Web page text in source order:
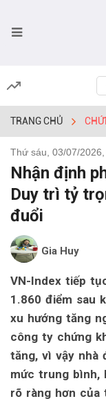
TRANG CHỦ
Thứ sáu, 03/07/2026,
Nhận định
Duy trì tỷ
đuổi
Gia Huy
VN-Index tiếp
1.860 điểm sau
xu hướng tăng
công ty chứng
tăng, vì vậy nhà
mức trung bình,
rõ ràng hơn của